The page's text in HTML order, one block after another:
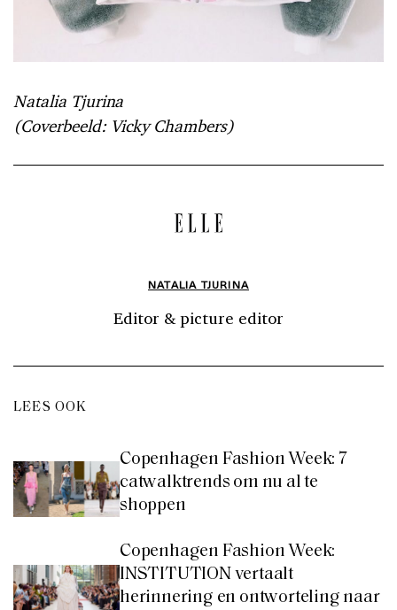
Natalia Tjurina
(Coverbeeld: Vicky Chambers)
NATALIA TJURINA
Editor & picture editor
LEES OOK
Copenhagen Fashion Week: 7
catwalktrends om nu al te
shoppen
Copenhagen Fashion Week:
INSTITUTION vertaalt
herinnering en ontworteling naar